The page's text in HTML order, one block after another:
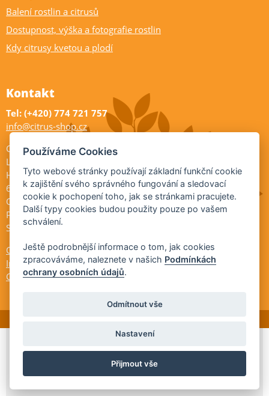
Balení rostlin a citrusů
Dostupnost, výška a fotografie rostlin
Kdy citrusy kvetou a plodí
Kontakt
Tel: (+420) 774 721 757
info@citrus-shop.cz
Citrus shop zahradnictví
Legionářů 2
Hodonín
695 01
Otevřeno:
Po-Pá 9-17
So 9-11:30
Ochrana osobních údajů
Informace ÚKZÚZ
Cookies
© 2026 Citrus-shop.cz -Partnerský
program
Partner ID:
Používáme Cookies
Tyto webové stránky používají základní funkční cookie
k zajištění svého správného fungování a sledovací
cookie k pochopení toho, jak se stránkami pracujete.
Další typy cookies budou použity pouze po vašem
schválení.
Ještě podrobnější informace o tom, jak cookies
zpracováváme, naleznete v našich Podmínkách
ochrany osobních údajů.
Odmítnout vše
Nastavení
Přijmout vše